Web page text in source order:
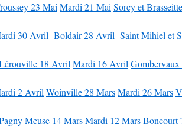
23 Mai Mardi 21 Mai Sorcy et
30 Avril Boldair 28 Avril Saint Mihiel et
18 Avril Mardi 16 Avril
2 Avril Woinville 28 MarsMardi 26 Mars
Meuse 14 MarsMardi 12 MarsBoncourt